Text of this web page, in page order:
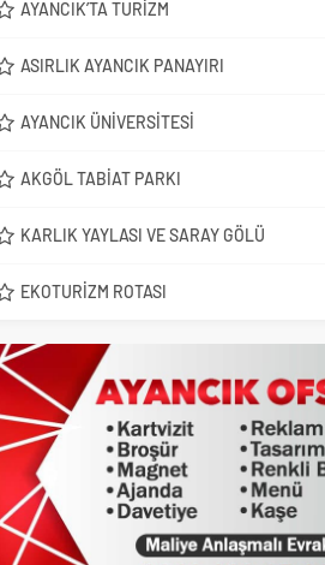
AYANCIK’TA TURIZM
ASIRLIK AYANCIK PANAYIRI
AYANCIK ÜNIVERSITESI
AKGÖL TABIAT PARKI
KARLIK YAYLASI VE SARAY GÖLÜ
EKOTURIZM ROTASI